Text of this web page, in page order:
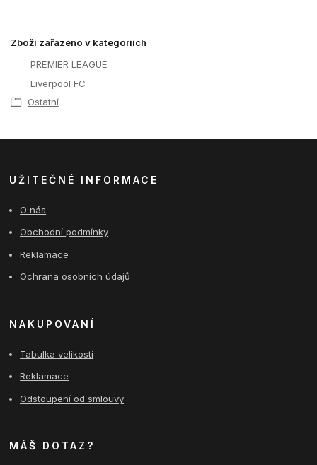
Zboží zařazeno v kategoriích
PREMIER LEAGUE
Liverpool FC
Ostatní
UŽITEČNÉ INFORMACE
O nás
Obchodní podmínky
Reklamace
Ochrana osobních údajů
NAKUPOVANÍ
Tabulka velikostí
Reklamace
Odstoupení od smlouvy
MÁŠ DOTAZ?